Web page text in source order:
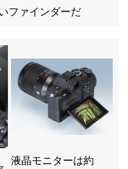
ファインダーだ
液晶モニターは約